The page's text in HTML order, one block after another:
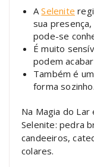
ASelenite
sua
pode-se
É muito
podem
Também é
forma sozinho.
Na Magia do
Selenite: pedra
candeeiros,
colares.